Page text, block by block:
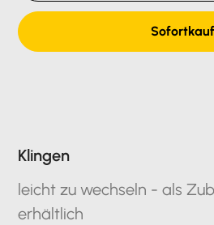
Sofortkauf
Klingen
leicht zu wechseln - als
erhältlich